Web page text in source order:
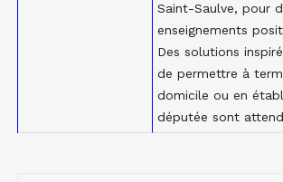
Saint-Saulve, pour
enseignements
Des solutions
de permettre à
domicile ou en
députée sont